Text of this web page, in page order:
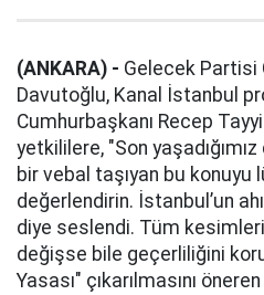
(ANKARA) - Gelecek Partisi
Davutoğlu, Kanal İstanbul
Cumhurbaşkanı Recep
yetkililere, "Son
bir vebal taşıyan bu konuyu
değerlendirin. İstanbul’un
diye seslendi. Tüm
değişse bile geçerliliğini
Yasası" çıkarılmasını